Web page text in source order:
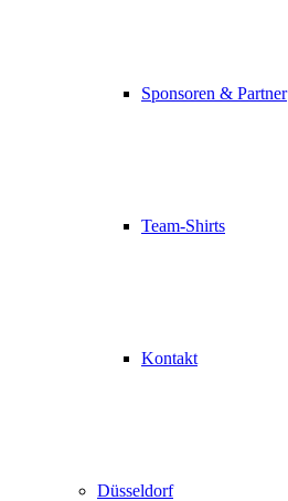
Sponsoren & Partner
Team-Shirts
Kontakt
Düsseldorf